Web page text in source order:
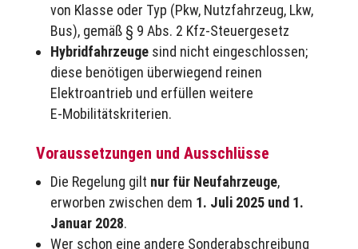
von Klasse oder Typ (Pkw, Nutzfahrzeug, Lkw,
Bus), gemäß § 9 Abs. 2 Kfz‑Steuergesetz
Hybridfahrzeugesind nicht eingeschlossen;
diese benötigen überwiegend reinen
Elektroantrieb und erfüllen weitere
E‑Mobilitätskriterien.
Voraussetzungen und Ausschlüsse
Die Regelung gilt nur für Neufahrzeuge,
erworben zwischen dem 1. Juli 2025 und 1.
Januar 2028.
Wer schon eine andere Sonderabschreibung